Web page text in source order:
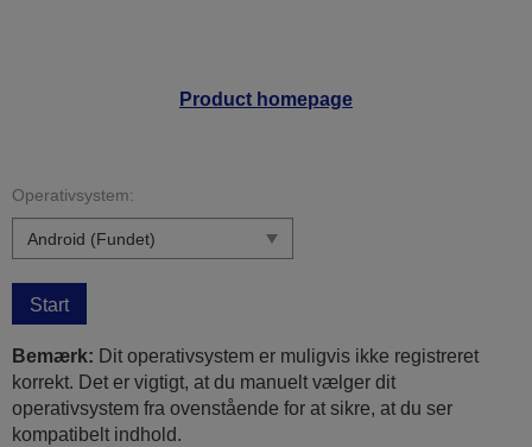
Product homepage
Operativsystem:
Start
Bemærk: Dit operativsystem er muligvis ikke registreret
korrekt. Det er vigtigt, at du manuelt vælger dit
operativsystem fra ovenstående for at sikre, at du ser
kompatibelt indhold.